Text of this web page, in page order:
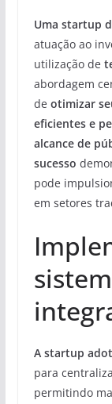
Uma startup
atuação ao
utilização de
abordagem
de otimizar
eficientes e
alcance de
sucesso
pode
em setores
A startup
para
permitindo